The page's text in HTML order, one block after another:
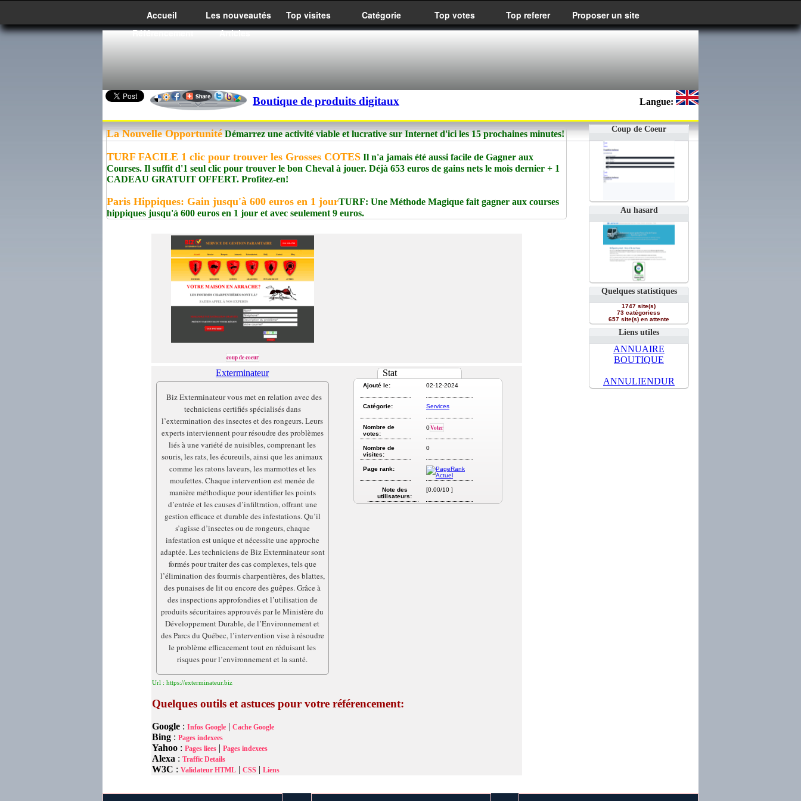
Accueil Les nouveautés Top visites Catégorie Top votes Top referer
Proposer un site
Référencement
Articles
Boutique de produits digitaux Langue:
Coup de Coeur
Au hasard
Quelques statistiques
1747 site(s)
73 catégoriess
657 site(s) en attente
Liens utiles
ANNUAIRE
BOUTIQUE
ANNULIENDUR
La Nouvelle OpportunitéDémarrez une activité viable et lucrative sur Internet d'ici les 15 prochaines minutes!
TURF FACILE 1 clic pour trouver les Grosses COTES Il n'a jamais été aussi facile de Gagner aux
Courses. Il suffit d'1 seul clic pour trouver le bon Cheval à jouer. Déjà 653 euros de gains nets le mois dernier + 1
CADEAU GRATUIT OFFERT. Profitez-en!
Paris Hippiques: Gain jusqu'à 600 euros en 1 jourTURF: Une Méthode Magique fait gagner aux courses
hippiques jusqu'à 600 euros en 1 jour et avec seulement 9 euros.
coup de coeur
Stat
Ajouté le: 02-12-2024
Catégorie: Services
Nombre de
votes:
0Voter
Nombre de
visites:
0
Page rank:
Note des
utilisateurs:
[0.00/10 ]
Exterminateur
Biz Exterminateur vous met en relation avec des
techniciens certifiés spécialisés dans
l’extermination des insectes et des rongeurs. Leurs
experts interviennent pour résoudre des problèmes
liés à une variété de nuisibles, comprenant les
souris, les rats, les écureuils, ainsi que les animaux
comme les ratons laveurs, les marmottes et les
moufettes. Chaque intervention est menée de
manière méthodique pour identifier les points
d’entrée et les causes d’infiltration, offrant une
gestion efficace et durable des infestations. Qu’il
s’agisse d’insectes ou de rongeurs, chaque
infestation est unique et nécessite une approche
adaptée. Les techniciens de Biz Exterminateur sont
formés pour traiter des cas complexes, tels que
l’élimination des fourmis charpentières, des blattes,
des punaises de lit ou encore des guêpes. Grâce à
des inspections approfondies et l’utilisation de
produits sécuritaires approuvés par le Ministère du
Développement Durable, de l’Environnement et
des Parcs du Québec, l’intervention vise à résoudre
le problème efficacement tout en réduisant les
risques pour l’environnement et la santé.
Url : https://exterminateur.biz
Quelques outils et astuces pour votre référencement:
Google: Infos Google| Cache Google
Bing: Pages indexees
Yahoo: Pages liees| Pages indexees
Alexa: Traffic Details
W3C : Validateur HTML| CSS | Liens